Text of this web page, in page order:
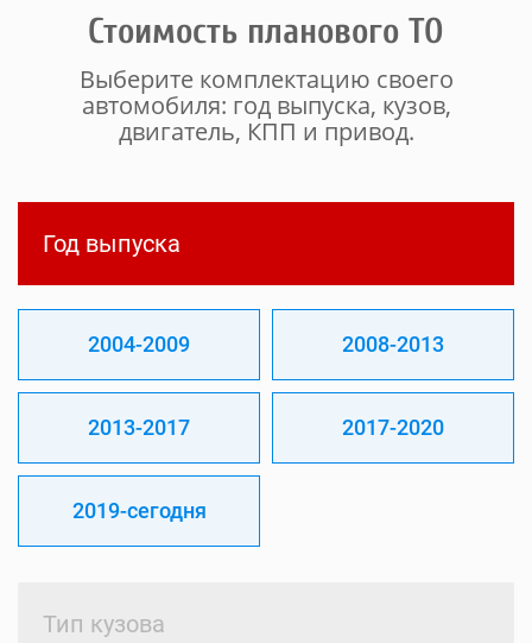
Стоимость планового ТО
Выберите комплектацию своего
автомобиля: год выпуска, кузов,
двигатель, КПП и привод.
Год выпуска
2004-2009 2008-2013
2013-2017 2017-2020
2019-сегодня
Тип кузова